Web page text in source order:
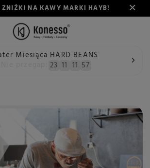
ZNIŻKI NA KAWY MARKI HAYB!
Miesiąca HARD BEANS
23 11 11 57
Blog